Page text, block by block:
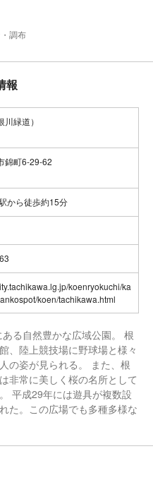
調布
報
緑道）
錦町6-29-62
から徒歩約15分
koenryokuchi/ka
koen/tachikawa.html
る自然豊かな広域公園。 根
、陸上競技場に野球場と様々
の姿が見られる。 また、根
非常に美しく桜の名所として
平成29年には遊具が複数設
た。この広場でも多種多様な